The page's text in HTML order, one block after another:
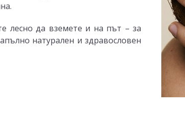
лесно да вземете и на път – за
натурален и здравословен